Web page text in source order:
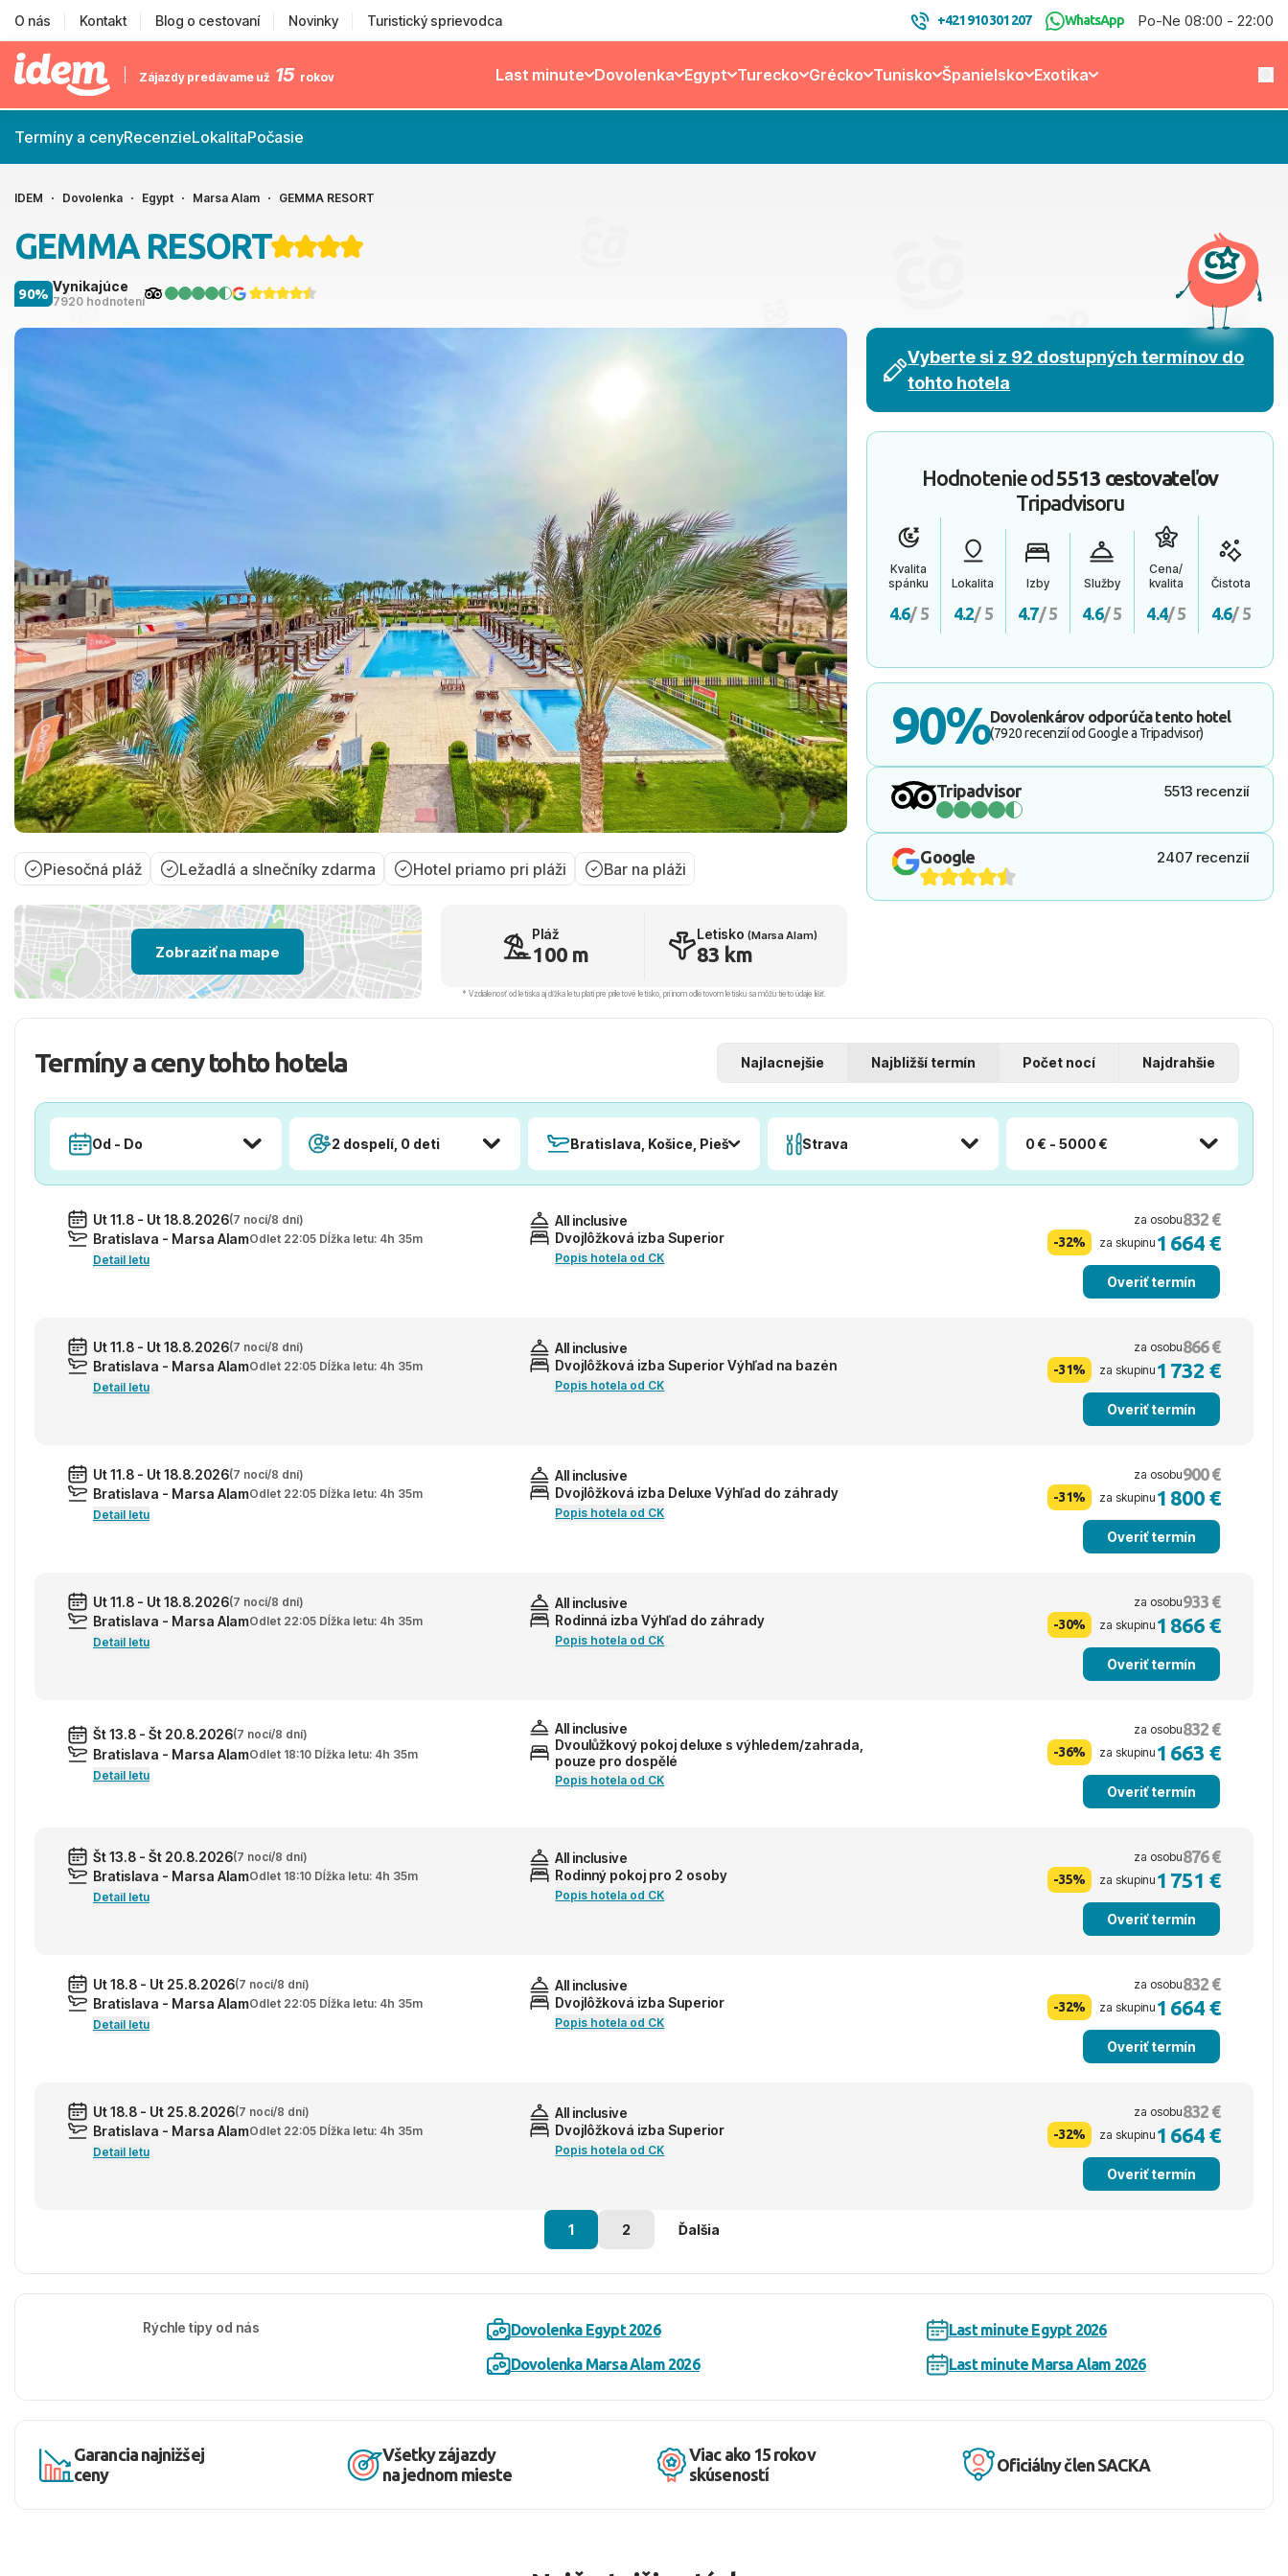
O nás Kontakt Blog o cestovaní Novinky Turistický sprievodca +421 910 301 207 WhatsApp Po-Ne 08:00 - 22:00
Zájazdy predávame už 15 rokov Last minute Dovolenka Egypt Turecko Grécko Tunisko Španielsko Exotika
Termíny a cenyRecenzieLokalitaPočasie
IDEM Dovolenka Egypt Marsa Alam GEMMA RESORT
GEMMA RESORT
Vynikajúce
7920 hodnotení
90%
Piesočná pláž Ležadlá a slnečníky zdarma Hotel priamo pri pláži Bar na pláži
Vyberte si z 92 dostupných termínov do
tohto hotela
Hodnotenie od5513 cestovateľov
Tripadvisoru
Kvalita
spánku
4.6/ 5
Lokalita
4.2/ 5
Izby
4.7/ 5
Služby
4.6/ 5
Cena/
kvalita
4.4/ 5
Čistota
4.6/ 5
90%Dovolenkárov odporúča tento hotel
(7920 recenzií od Google a Tripadvisor)
Tripadvisor 5513 recenzií
Google 2407 recenzií
Zobraziť na mape
Pláž
100 m
Letisko (Marsa Alam)
83 km
* Vzdialenosť od letiska aj dľžka letu platí pre príletové letisko, pri inom odletovom letisku sa môžu tieto údaje líšiť.
Termíny a ceny tohto hotela Najlacnejšie Najbližší termín Počet nocí Najdrahšie
Od - Do 2 dospelí, 0 deti Bratislava, Košice, Piešťany, PopradStrava 0 € - 5000 €
Ut 11.8 - Ut 18.8.2026(7 nocí/8 dní)
Bratislava - Marsa AlamOdlet 22:05 Dĺžka letu: 4h 35m
Detail letu
All inclusive
Dvojlôžková izba Superior
Popis hotela od CK
za osobu832 €
-32% za skupinu 1 664 €
Overiť termín
Ut 11.8 - Ut 18.8.2026(7 nocí/8 dní)
Bratislava - Marsa AlamOdlet 22:05 Dĺžka letu: 4h 35m
Detail letu
All inclusive
Dvojlôžková izba Superior Výhľad na bazén
Popis hotela od CK
za osobu866 €
-31% za skupinu 1 732 €
Overiť termín
Ut 11.8 - Ut 18.8.2026(7 nocí/8 dní)
Bratislava - Marsa AlamOdlet 22:05 Dĺžka letu: 4h 35m
Detail letu
All inclusive
Dvojlôžková izba Deluxe Výhľad do záhrady
Popis hotela od CK
za osobu900 €
-31% za skupinu 1 800 €
Overiť termín
Ut 11.8 - Ut 18.8.2026(7 nocí/8 dní)
Bratislava - Marsa AlamOdlet 22:05 Dĺžka letu: 4h 35m
Detail letu
All inclusive
Rodinná izba Výhľad do záhrady
Popis hotela od CK
za osobu933 €
-30% za skupinu 1 866 €
Overiť termín
Št 13.8 - Št 20.8.2026(7 nocí/8 dní)
Bratislava - Marsa AlamOdlet 18:10 Dĺžka letu: 4h 35m
Detail letu
All inclusive
Dvoulůžkový pokoj deluxe s výhledem/zahrada,
pouze pro dospělé
Popis hotela od CK
za osobu832 €
-36% za skupinu 1 663 €
Overiť termín
Št 13.8 - Št 20.8.2026(7 nocí/8 dní)
Bratislava - Marsa AlamOdlet 18:10 Dĺžka letu: 4h 35m
Detail letu
All inclusive
Rodinný pokoj pro 2 osoby
Popis hotela od CK
za osobu876 €
-35% za skupinu 1 751 €
Overiť termín
Ut 18.8 - Ut 25.8.2026(7 nocí/8 dní)
Bratislava - Marsa AlamOdlet 22:05 Dĺžka letu: 4h 35m
Detail letu
All inclusive
Dvojlôžková izba Superior
Popis hotela od CK
za osobu832 €
-32% za skupinu 1 664 €
Overiť termín
Ut 18.8 - Ut 25.8.2026(7 nocí/8 dní)
Bratislava - Marsa AlamOdlet 22:05 Dĺžka letu: 4h 35m
Detail letu
All inclusive
Dvojlôžková izba Superior
Popis hotela od CK
za osobu832 €
-32% za skupinu 1 664 €
Overiť termín
1 2 Ďalšia
Rýchle tipy od nás Dovolenka Egypt 2026
Last minute Egypt 2026
Dovolenka Marsa Alam 2026
Last minute Marsa Alam 2026
Garancia najnižšej
ceny
Všetky zájazdy
na jednom mieste
Viac ako 15 rokov
skúseností
Oficiálny člen SACKA